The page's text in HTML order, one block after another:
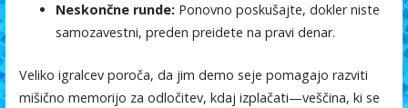
Neskončne runde: Ponovno poskušajte, dokler niste
samozavestni, preden preidete na pravi denar.
Veliko igralcev poroča, da jim demo seje pomagajo razviti
mišično memorijo za odločitev, kdaj izplačati—veščina, ki se